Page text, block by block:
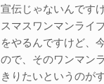
宣伝じゃないんです
スマスワンマンライ
をやるんですけど、
ので、そのワンマン
きりたいというのが